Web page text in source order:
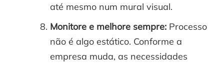
até mesmo num mural visual.
Monitore e melhore sempre: Processo
não é algo estático. Conforme a
empresa muda, as necessidades